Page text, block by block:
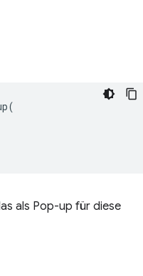
(
als Pop-up für diese